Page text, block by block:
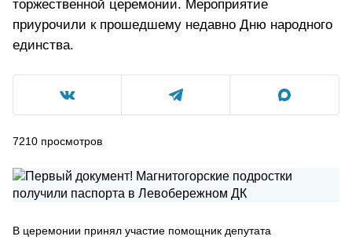
торжественной церемонии. Мероприятие
приурочили к прошедшему недавно Дню народного
единства.
7210 просмотров
В церемонии принял участие помощник депутата